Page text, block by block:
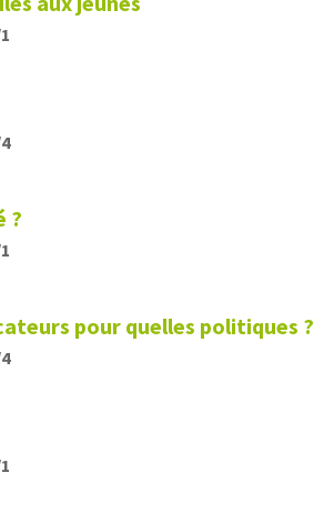
?
pour quelles politiques ?